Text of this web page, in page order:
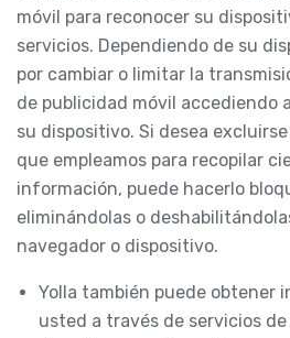
móvil para reconocer su
servicios. Dependiendo de su
por cambiar o limitar la
de publicidad móvil accediendo
su dispositivo. Si desea
que empleamos para recopilar
información, puede hacerlo
eliminándolas o
navegador o dispositivo.
Yolla también puede obtener
usted a través de servicios